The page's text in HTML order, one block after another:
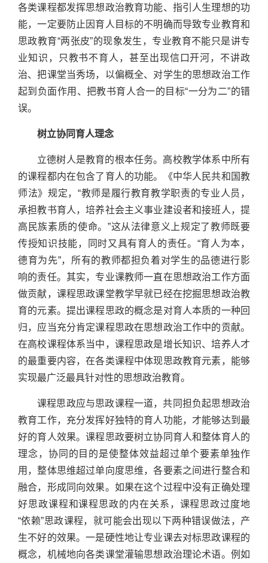
各类课程都发挥思想政治教育功能、指引人生理想的功
能，一定要防止因育人目标的不明确而导致专业教育和
思政教育“两张皮”的现象发生，专业教育不能只是讲专
业知识，只教书不育人，甚至出现信口开河，不讲政
治、把课堂当秀场，以偏概全、对学生的思想政治工作
起到负面作用、把教书育人合一的目标“一分为二”的错
误。
树立协同育人理念
立德树人是教育的根本任务。高校教学体系中所有
的课程都内在包含了育人的功能。《中华人民共和国教
师法》规定，“教师是履行教育教学职责的专业人员，
承担教书育人，培养社会主义事业建设者和接班人，提
高民族素质的使命。”这从法律意义上规定了教师既要
传授知识技能，同时又具有育人的责任。“育人为本，
德育为先”，所有的教师都担负着对学生的品德进行影
响的责任。其实，专业课教师一直在思想政治工作方面
做贡献，课程思政课堂教学早就已经在挖掘思想政治教
育的元素。提出课程思政的概念是对育人本质的一种回
归，应当充分肯定课程思政在思想政治工作中的贡献。
在高校课程体系当中，课程思政是增长知识、培养人才
的最重要内容，在各类课程中体现思政教育元素，能够
实现最广泛最具针对性的思想政治教育。
课程思政应与思政课程一道，共同担负起思想政治
教育工作，充分发挥好独特的育人功能，才能够达到最
好的育人效果。课程思政要树立协同育人和整体育人的
理念，协同的目的是使整体效益超过单个要素单独作
用，整体思维超过单向度思维，各要素之间进行整合和
融合，形成同向效果。如果在这个过程中没有正确处理
好思政课程和课程思政的内在关系，课程思政过度地
“依赖”思政课程，就可能会出现以下两种错误做法，产
生不好的效果。一是硬性地让专业课去对标思政课程的
概念，机械地向各类课堂灌输思想政治理论术语。例如